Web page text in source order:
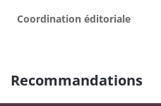
Coordination éditoriale
Recommandations